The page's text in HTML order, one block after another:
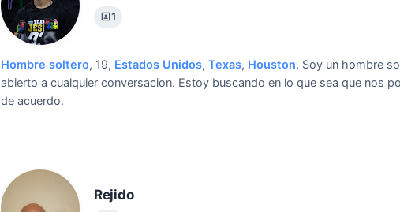
1
Hombre soltero, 19, Estados Unidos, Texas, Houston. Soy un hombre
abierto a cualquier conversacion. Estoy buscando en lo que sea que nos
de acuerdo.
Rejido